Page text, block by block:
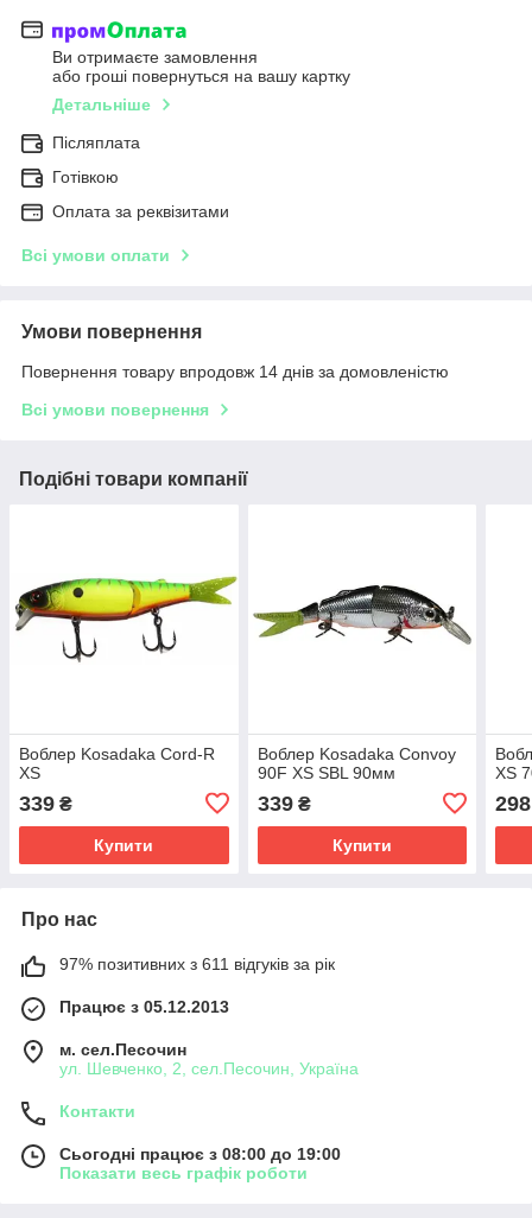
Ви отримаєте замовлення
або гроші повернуться на вашу картку
Детальніше
Післяплата
Готівкою
Оплата за реквізитами
Всі умови оплати
Умови повернення
Повернення товару впродовж 14 днів за домовленістю
Всі умови повернення
Подібні товари компанії
Воблер Kosadaka Cord-R
XS
339 ₴
Купити
Воблер Kosadaka Convoy
90F XS SBL 90мм
339₴
Купити
XS
298
Про нас
97% позитивних з 611 відгуків за рік
Працює з 05.12.2013
м. сел.Песочин
ул. Шевченко, 2, сел.Песочин, Україна
Контакти
Сьогодні працює з 08:00 до 19:00
Показати весь графік роботи